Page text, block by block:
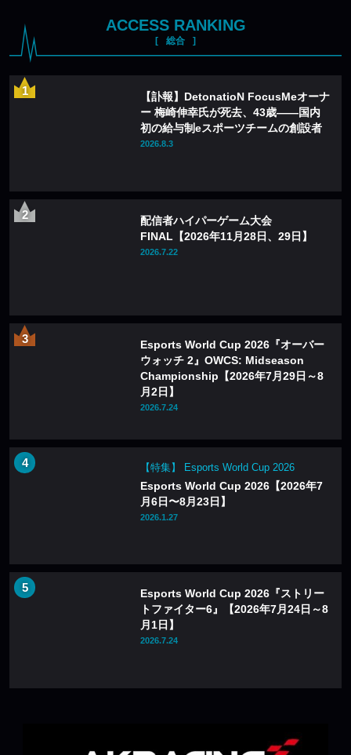
ACCESS RANKING
総合
【訃報】DetonatioN FocusMeオーナ
ー 梅崎伸幸氏が死去、43歳——国内
初の給与制eスポーツチームの創設者
2026.8.3
配信者ハイパーゲーム大会
FINAL【2026年11月28日、29日】
2026.7.22
Esports World Cup 2026『オーバー
ウォッチ 2』OWCS: Midseason
Championship【2026年7月29日～8
月2日】
2026.7.24
【特集】 Esports World Cup 2026
Esports World Cup 2026【2026年7
月6日〜8月23日】
2026.1.27
Esports World Cup 2026『ストリー
トファイター6』【2026年7月24日～8
月1日】
2026.7.24